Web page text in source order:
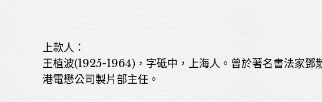
上款人：
王植波(1925-1964)，字砥中，上海人。曾於著名書法家
港電懋公司製片部主任。